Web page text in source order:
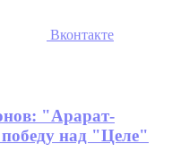
Вконтакте
"Арарат-
над "Целе"